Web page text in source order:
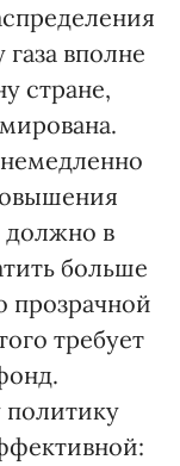
вполне
стране,
должно в
больше
прозрачной
требует
политику